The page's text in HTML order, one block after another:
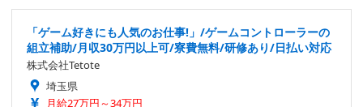
「ゲーム好きにも人気のお仕事!」/ゲームコントローラーの
組立補助/月収30万円以上可/寮費無料/研修あり/日払い対応
株式会社Tetote
埼玉県
月給27万円～34万円